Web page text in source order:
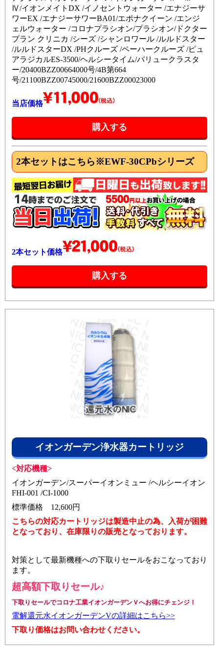
Ⅳ/イオンメイトDX /イノセントウォーター /エナジーサ
ワーEX /エナジーサワーBA01/エポナクイーン /エンジ
ェルウォーター /コロナプラシオン/プラシオン/ドクター
プラン クリニカ /シーズ /シャンロワール /ルルドスター
/ルルドスターDX /PHクルーズ /ペーハークルーズ /ピュ
アラジカルES-3500/ヘルシータイム/バリュークラスタ
ー/20400BZZ00664000号/4B第664
号/21100BZZ00745000/21600BZZ00023000
当店価格
2本セットはこちら※EWF-30CPbシリーズ
2本セット価格
イオンガーデン浄水器カートリッジ
<対応機種>
イオンガーデン/スーパーイオンミュー /ヘルシーイオン
FHI-001 /CI-1000
標準価格 12,600円
こちらの対応カートリッジは製造中止の為、入荷が困難
となっており、在庫限りの販売となっております。
対策として最新機種への下取りセールをおこなっており
ます。
超高額下取りセール♪
下取りセールでコロナ工業イオンガーデンＶへお得にチェンジ！
電解還元水イオンガーデンVの詳細はこちら>>
下取り価格はお問い合わせください。